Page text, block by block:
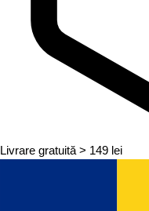
Livrare gratuită > 149 lei